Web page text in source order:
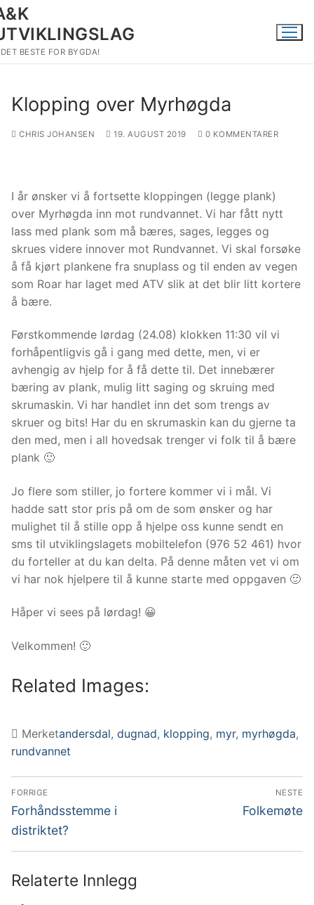
Hopp
til
innholdet
BESTE FOR BYGDA!
Klopping over Myrhøgda
CHRIS JOHANSEN 19. AUGUST 2019 0 KOMMENTARER
I år ønsker vi å fortsette kloppingen (legge plank)
over Myrhøgda inn mot rundvannet. Vi har fått nytt
lass med plank som må bæres, sages, legges og
skrues videre innover mot Rundvannet. Vi skal forsøke
å få kjørt plankene fra snuplass og til enden av vegen
som Roar har laget med ATV slik at det blir litt kortere
å bære.
Førstkommende lørdag (24.08) klokken 11:30 vil vi
forhåpentligvis gå i gang med dette, men, vi er
avhengig av hjelp for å få dette til. Det innebærer
bæring av plank, mulig litt saging og skruing med
skrumaskin. Vi har handlet inn det som trengs av
skruer og bits! Har du en skrumaskin kan du gjerne ta
den med, men i all hovedsak trenger vi folk til å bære
plank 🙂
Jo flere som stiller, jo fortere kommer vi i mål. Vi
hadde satt stor pris på om de som ønsker og har
mulighet til å stille opp å hjelpe oss kunne sendt en
sms til utviklingslagets mobiltelefon (976 52 461) hvor
du forteller at du kan delta. På denne måten vet vi om
vi har nok hjelpere til å kunne starte med oppgaven 🙂
Håper vi sees på lørdag! 😀
Velkommen! 🙂
Related Images:
Merketandersdal, dugnad, klopping, myr, myrhøgda,
rundvannet
Innleggsnavigasjon
FORRIGE
Forrige
innlegg:
Forhåndsstemme i
distriktet?
NESTE
Neste
Folkemøte
Relaterte Innlegg